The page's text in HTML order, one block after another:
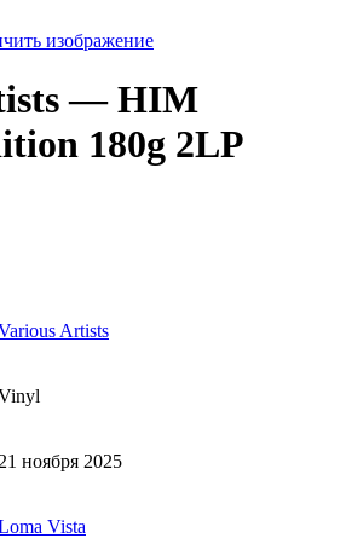
изображение
— HIM
180g 2LP
Artists
21 ноября 2025
Vista